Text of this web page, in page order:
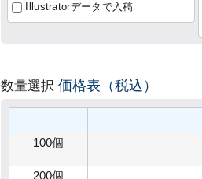
Illustratorデータで入稿
数量選択 価格表（税込）
100個
200個